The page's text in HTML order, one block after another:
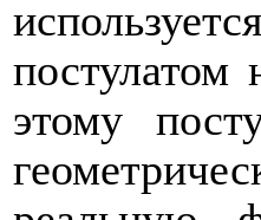
постулатом
этому